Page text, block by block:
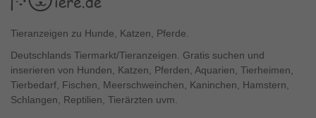
Tieranzeigen zu Hunde, Katzen, Pferde.
Deutschlands Tiermarkt/Tieranzeigen. Gratis suchen und
inserieren von Hunden, Katzen, Pferden, Aquarien, Tierheimen,
Tierbedarf, Fischen, Meerschweinchen, Kaninchen, Hamstern,
Schlangen, Reptilien, Tierärzten uvm.